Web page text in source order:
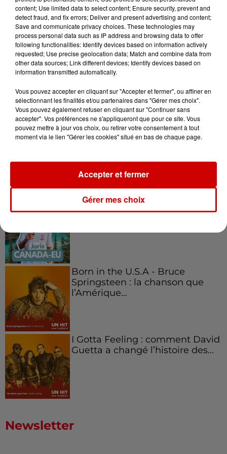
Destination Vacances : inscrivez-
vous !
Podcasts Voir plus
Kelly Massol, figure
Aménager un school bus au
Canada et accueillir les bleus à
Born in the U.S.A - Bruce
Springsteen : la chanson que
l’Amérique...
I Gotta Feeling : comment David
Guetta a changé l’histoire des...
Newsletter
content; Use limited data to select content; Ensure security, prevent and
detect fraud, and fix errors; Deliver and present advertising and content;
Save and communicate privacy choices. These technologies may
process personal data such as IP address and browsing data to offer
following functionalities: Identify devices based on information actively
requested; Use precise geolocation data; Match and combine data from
other data sources; Link different devices; Identify devices based on
information transmitted automatically.
Vous pouvez accepter en cliquant sur "Accepter et fermer", ou affiner en
sélectionnant les finalités et/ou partenaires dans "Gérer mes choix".
Vous pouvez également refuser en cliquant sur "Continuer sans
accepter". Vos préférences ne s'appliqueront que pour ce site. Vous
pouvez mettre à jour vos choix, ou retirer votre consentement à tout
moment via le lien "Gérer les cookies" situé en bas de chaque page.
Gérer mes choix
Accepter et fermer